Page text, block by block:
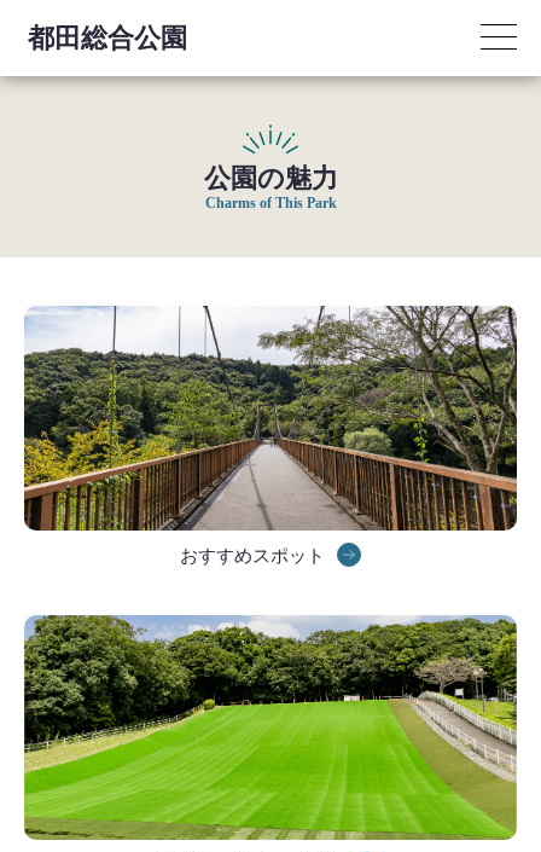
都田総合公園
公園の魅力
Charms of This Park
おすすめスポット